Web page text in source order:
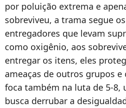
por poluição extrema e
sobreviveu, a trama segue
entregadores que levam
como oxigênio, aos
entregar os itens, eles
ameaças de outros grupos e
foca também na luta de 5-8,
busca derrubar a